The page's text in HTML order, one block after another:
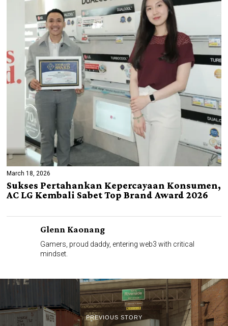
March 18, 2026
Sukses Pertahankan Kepercayaan Konsumen,
AC LG Kembali Sabet Top Brand Award 2026
Glenn Kaonang
Gamers, proud daddy, entering web3 with critical
mindset.
PREVIOUS STORY